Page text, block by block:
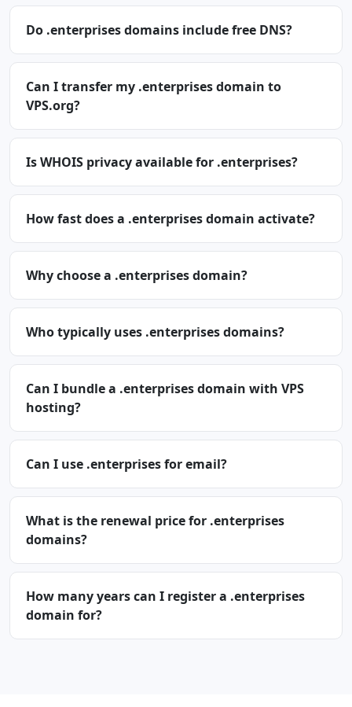
Do .enterprises domains include free DNS?
Can I transfer my .enterprises domain to
VPS.org?
Is WHOIS privacy available for .enterprises?
How fast does a .enterprises domain activate?
Why choose a .enterprises domain?
Who typically uses .enterprises domains?
Can I bundle a .enterprises domain with VPS
hosting?
Can I use .enterprises for email?
What is the renewal price for .enterprises
domains?
How many years can I register a .enterprises
domain for?